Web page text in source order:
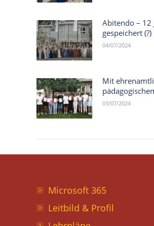
Abitendo – 12
gespeichert (?)
04/07/2024
Mit
03/07/2024
Microsoft 365
Leitbild & Profil